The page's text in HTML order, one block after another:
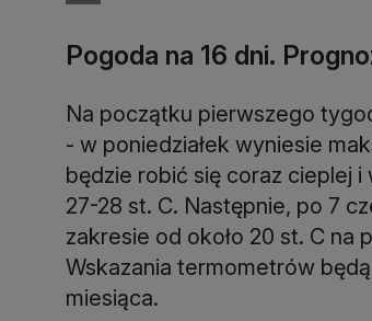
Pogoda na 16 dni.
Na początku pierwszego
- w poniedziałek wyniesie
będzie robić się coraz cieplej
27-28 st. C. Następnie, po 7
zakresie od około 20 st. C na
Wskazania termometrów
miesiąca.